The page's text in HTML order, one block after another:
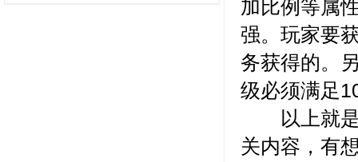
加比例等属
强。玩家要
务获得的。
级必须满足
以上就是
关内容，有